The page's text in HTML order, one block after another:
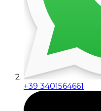
+39 3401564661